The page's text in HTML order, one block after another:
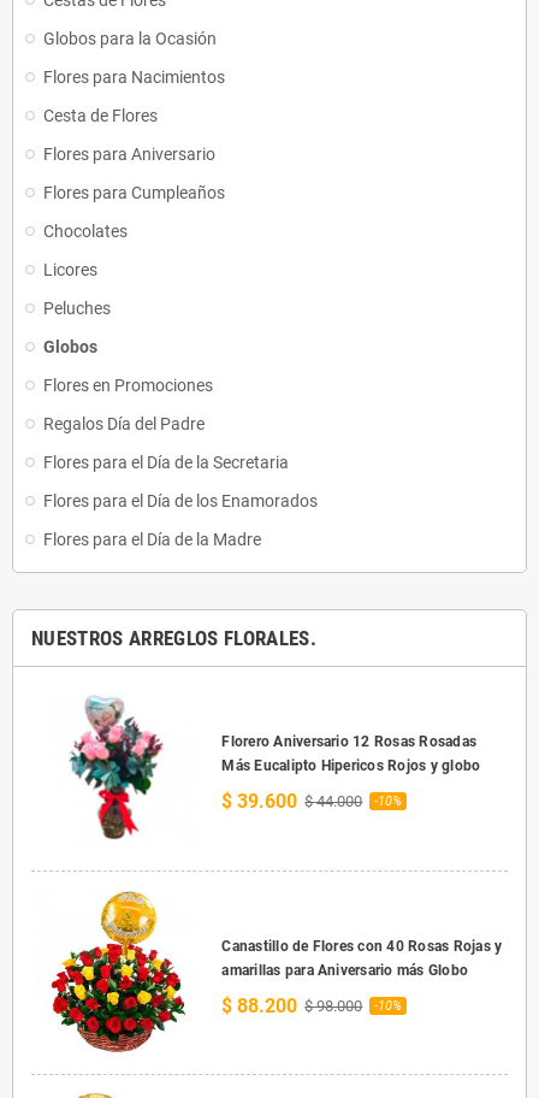
Globos para la Ocasión
Flores para Nacimientos
Cesta de Flores
Flores para Aniversario
Flores para Cumpleaños
Chocolates
Licores
Peluches
Globos
Flores en Promociones
Regalos Día del Padre
Flores para el Día de la Secretaria
Flores para el Día de los Enamorados
Flores para el Día de la Madre
NUESTROS ARREGLOS FLORALES.
Florero Aniversario 12 Rosas Rosadas
Más Eucalipto Hipericos Rojos y globo
$ 39.600 $ 44.000 -10%
Canastillo de Flores con 40 Rosas Rojas y
amarillas para Aniversario más Globo
$ 88.200 $ 98.000 -10%